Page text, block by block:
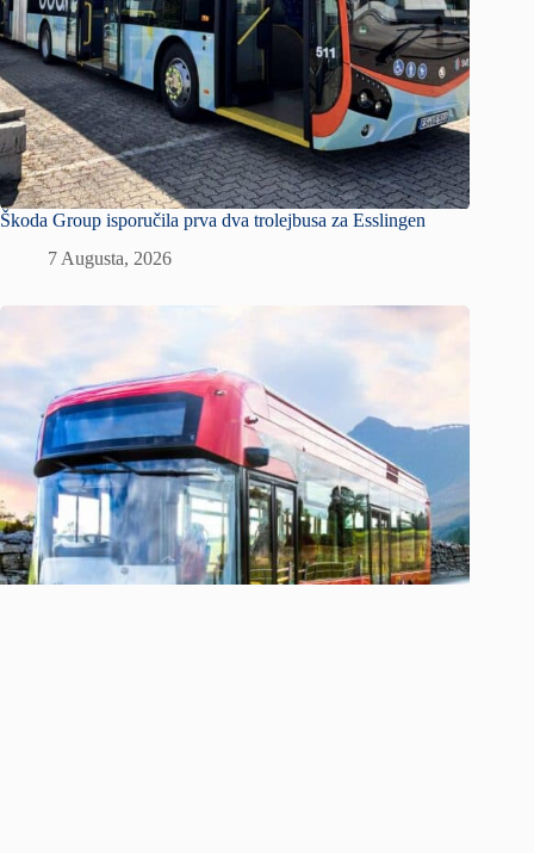
Škoda Group isporučila prva dva trolejbusa za Esslingen
7 Augusta, 2026